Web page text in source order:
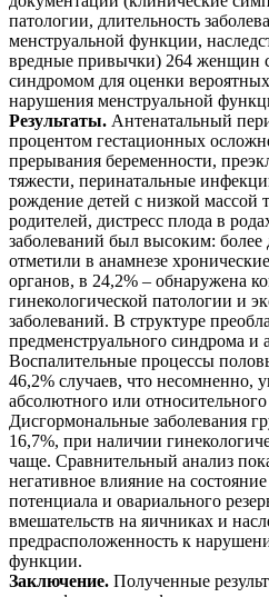
патологии, длительность
менструальной функции,
вредные привычки) 264 женщин
синдромом для оценки
нарушения менструальной
Результаты. Антенатальный
процентом гестационных
прерывания беременности,
тяжести, перинатальные
рождение детей с низкой массой
родителей, дистресс плода в
заболеваний был высоким: более
отметили в анамнезе
органов, в 24,2% – обнаружена
гинекологической патологии и
заболеваний. В структуре
предменструального синдрома и
Воспалительные процессы
46,2% случаев, что несомненно,
абсолютного или
Дисгормональные заболевания
16,7%, при наличии
чаще. Сравнительный анализ
негативное влияние на
потенциала и овариального
вмешательств на яичниках и
предрасположенность к
функции.
Заключение. Полученные